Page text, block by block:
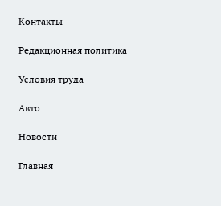
Контакты
Редакционная политика
Условия труда
Авто
Новости
Главная